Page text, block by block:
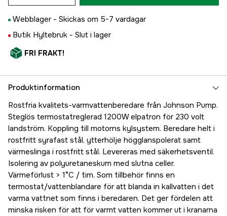
Webblager - Skickas om 5-7 vardagar
Butik Hyltebruk - Slut i lager
FRI FRAKT!
Produktinformation
Rostfria kvalitets-varmvattenberedare från Johnson Pump.
Steglös termostatreglerad 1200W elpatron för 230 volt
landström. Koppling till motorns kylsystem. Beredare helt i
rostfritt syrafast stål, ytterhölje högglanspolerat samt
värmeslinga i rostfritt stål. Levereras med säkerhetsventil.
Isolering av polyuretaneskum med slutna celler.
Värmeförlust > 1°C / tim. Som tillbehör finns en
termostat/vattenblandare för att blanda in kallvatten i det
varma vattnet som finns i beredaren. Det ger fördelen att
minska risken för att för varmt vatten kommer ut i kranarna